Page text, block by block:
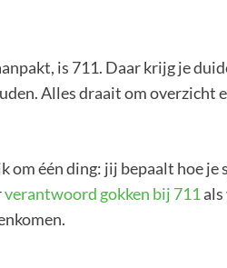
is 711. Daar krijg je
Alles draait om overzicht
één ding: jij bepaalt hoe je
verantwoord gokken bij 711